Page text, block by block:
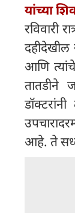
यांच्या
रविवारी
दहीदेखील
आणि
तातडीने
आहे. ते